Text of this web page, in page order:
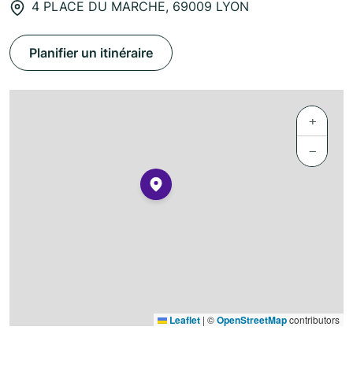
4 PLACE DU MARCHE, 69009 LYON
Planifier un itinéraire
+
−
Leaflet | ©OpenStreetMapcontributors